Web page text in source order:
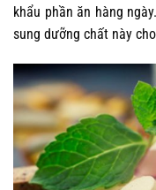
khẩu phần ăn hàng
sung dưỡng chất này